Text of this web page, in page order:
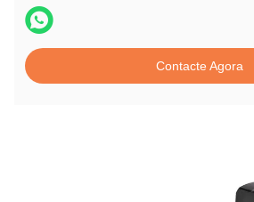
Contacte Agora